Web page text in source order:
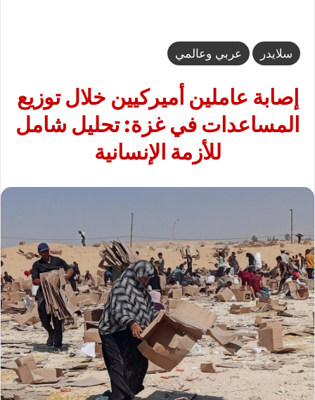
سلايدر عربي وعالمي
إصابة عاملين أميركيين خلال توزيع
المساعدات في غزة: تحليل شامل
للأزمة الإنسانية